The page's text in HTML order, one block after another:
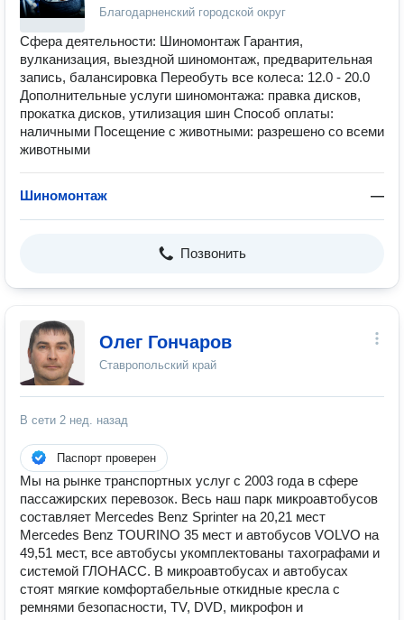
Благодарненский городской округ
Сфера деятельности: Шиномонтаж Гарантия,
вулканизация, выездной шиномонтаж, предварительная
запись, балансировка Переобуть все колеса: 12.0 - 20.0
Дополнительные услуги шиномонтажа: правка дисков,
прокатка дисков, утилизация шин Способ оплаты:
наличными Посещение с животными: разрешено со всеми
животными
Шиномонтаж —
Позвонить
Олег Гончаров
Ставропольский край
В сети 2 нед. назад
Паспорт проверен
Мы на рынке транспортных услуг с 2003 года в сфере
пассажирских перевозок. Весь наш парк микроавтобусов
составляет Mercedes Benz Sprinter на 20,21 мест
Mercedes Benz TOURINO 35 мест и автобусов VOLVO на
49,51 мест, все автобусы укомплектованы тахографами и
системой ГЛОНАСС. В микроавтобусах и автобусах
стоят мягкие комфортабельные откидные кресла с
ремнями безопасности, TV, DVD, микрофон и